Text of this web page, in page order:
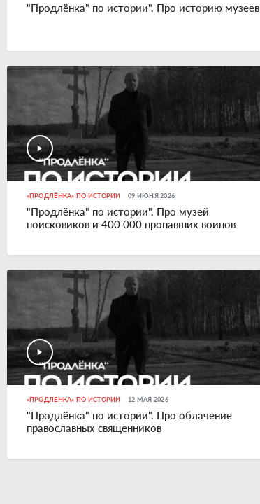
"Продлёнка" по истории". Про историю музеев
«ПРОДЛЁНКА» ПО ИСТОРИИ 09 ИЮНЯ 2026
"Продлёнка" по истории". Про музей
поисковиков и 400 000 пропавших воинов
«ПРОДЛЁНКА» ПО ИСТОРИИ 12 МАЯ 2026
"Продлёнка" по истории". Про облачение
православных священников